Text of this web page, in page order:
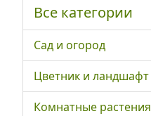
Все категории
Сад и огород
Цветник и ландшафт
Комнатные растения